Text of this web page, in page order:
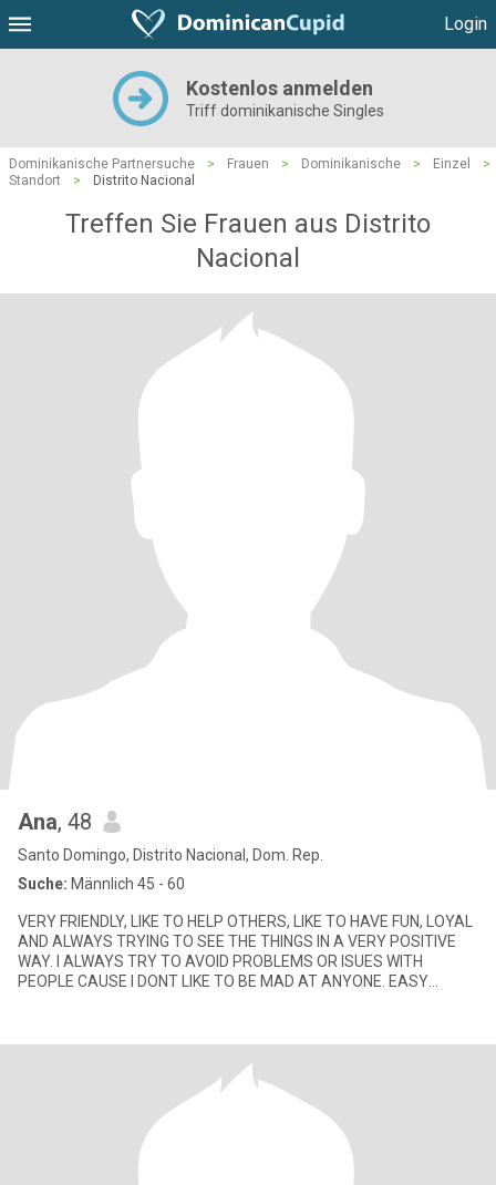
Login
Kostenlos anmelden
Triff dominikanische Singles
Dominikanische Partnersuche > Frauen > Dominikanische > Einzel
>
Standort
> Distrito Nacional
Treffen Sie Frauen aus Distrito
Nacional
Ana, 48
Santo Domingo, Distrito Nacional, Dom. Rep.
Suche: Männlich 45 - 60
VERY FRIENDLY, LIKE TO HELP OTHERS, LIKE TO HAVE FUN, LOYAL
AND ALWAYS TRYING TO SEE THE THINGS IN A VERY POSITIVE
WAY. I ALWAYS TRY TO AVOID PROBLEMS OR ISUES WITH
PEOPLE CAUSE I DONT LIKE TO BE MAD AT ANYONE. EASY